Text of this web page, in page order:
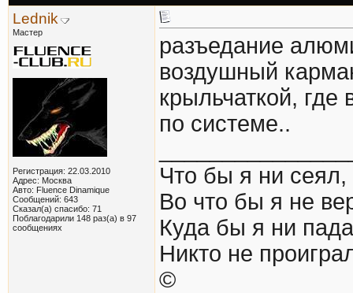
Lednik
Мастер
Регистрация: 22.03.2010
Адрес: Москва
Авто: Fluence Dinamique
Сообщений: 643
Сказал(а) спасибо: 71
Поблагодарили 148 раз(а) в 97
сообщениях
разъедание
воздушный
крыльчаткой,
по системе..
Что бы я ни
Во что бы я не
Куда бы я ни
Никто не
©